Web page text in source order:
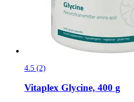
4.5 (2)
Vitaplex Glycine, 400 g